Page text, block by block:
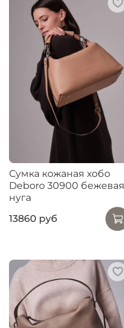
Сумка кожаная хобо
Deboro 30900 бежевая
нуга
13860 руб